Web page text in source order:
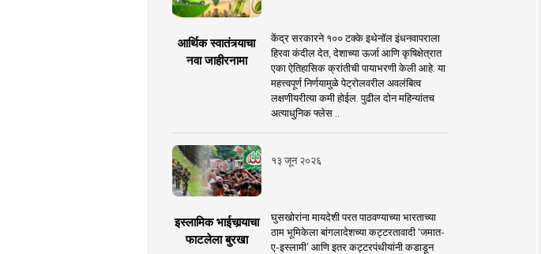
आर्थिक स्वातंत्र्याचा
नवा जाहीरनामा
केंद्र सरकारने १०० टक्के इथेनॉल इंधनवापराला
हिरवा कंदील देत, देशाच्या ऊर्जा आणि कृषिक्षेत्रात
एका ऐतिहासिक क्रांतीची पायाभरणी केली आहे. या
महत्त्वपूर्ण निर्णयामुळे पेट्रोलवरील अवलंबित्व
लक्षणीयरीत्या कमी होईल. पुढील दोन महिन्यांतच
अत्याधुनिक फ्लेस ..
१३ जून २०२६
इस्लामिक भाईचार्‍याचा
फाटलेला बुरखा
घुसखोरांना मायदेशी परत पाठवण्याच्या भारताच्या
ठाम भूमिकेला बांगलादेशच्या कट्टरतावादी ‘जमात-
ए-इस्लामी’ आणि इतर कट्टरपंथीयांनी कडाडून